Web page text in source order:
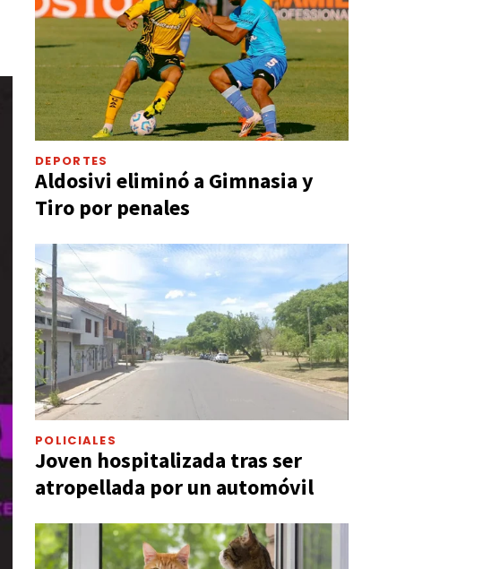
DEPORTES
Aldosivi eliminó a Gimnasia y
Tiro por penales
POLICIALES
Joven hospitalizada tras ser
atropellada por un automóvil